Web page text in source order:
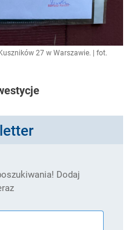
27 w Warszawie. | fot.
Dodaj